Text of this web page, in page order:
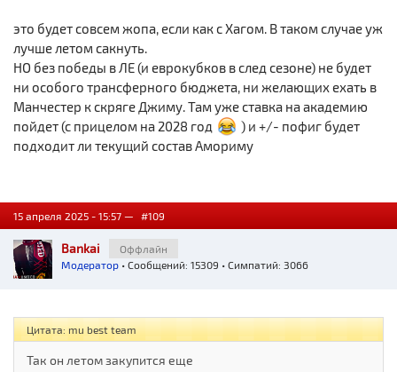
это будет совсем жопа, если как с Хагом. В таком случае уж
лучше летом сакнуть.
НО без победы в ЛЕ (и еврокубков в след сезоне) не будет
ни особого трансферного бюджета, ни желающих ехать в
Манчестер к скряге Джиму. Там уже ставка на академию
пойдет (с прицелом на 2028 год
) и +/- пофиг будет
подходит ли текущий состав Амориму
15 апреля 2025 - 15:57 — #109
Bankai
Оффлайн
Модератор • Сообщений: 15309 • Симпатий: 3066
Цитата: mu best team
Так он летом закупится еще